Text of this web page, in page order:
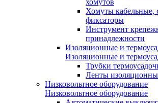
хомутов
Хомуты кабельные,
фиксаторы
Инструмент
принадлежности
Изоляционные и
Изоляционные и
Трубки
Ленты
Низковольтное оборудование
Низковольтное оборудование